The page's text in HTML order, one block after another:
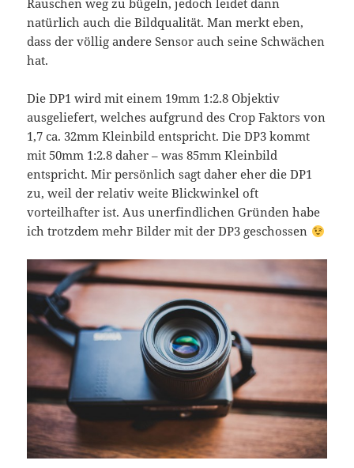
Rauschen weg zu bügeln, jedoch leidet dann
natürlich auch die Bildqualität. Man merkt eben,
dass der völlig andere Sensor auch seine Schwächen
hat.
Die DP1 wird mit einem 19mm 1:2.8 Objektiv
ausgeliefert, welches aufgrund des Crop Faktors von
1,7 ca. 32mm Kleinbild entspricht. Die DP3 kommt
mit 50mm 1:2.8 daher – was 85mm Kleinbild
entspricht. Mir persönlich sagt daher eher die DP1
zu, weil der relativ weite Blickwinkel oft
vorteilhafter ist. Aus unerfindlichen Gründen habe
ich trotzdem mehr Bilder mit der DP3 geschossen